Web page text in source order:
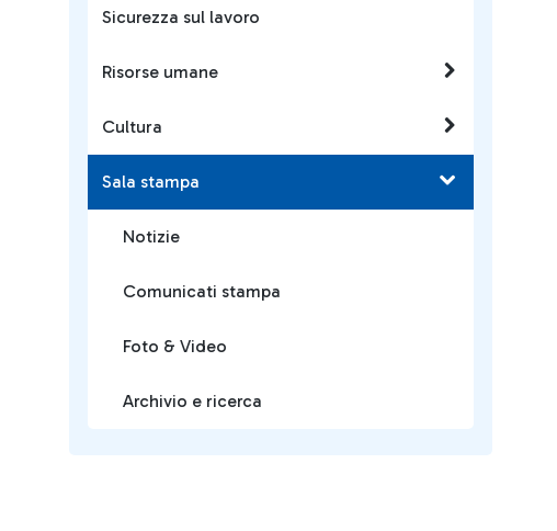
Sicurezza sul lavoro
Risorse umane
Cultura
Sala stampa
Notizie
Comunicati stampa
Foto & Video
Archivio e ricerca